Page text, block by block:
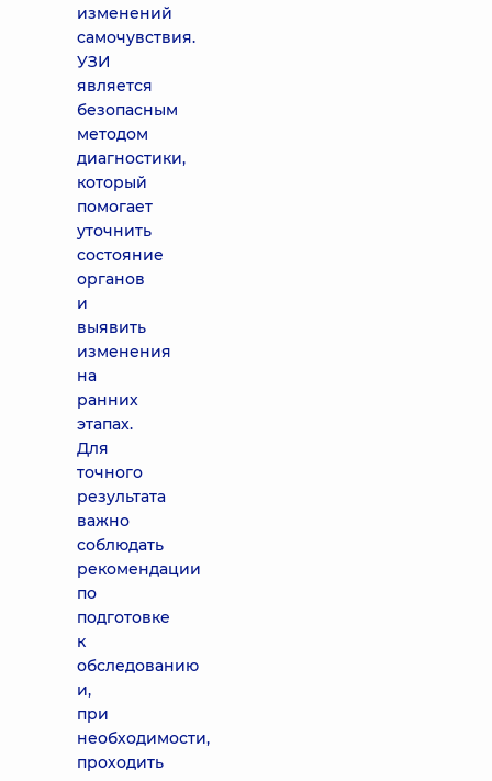
изменений
самочувствия.
УЗИ
является
безопасным
методом
диагностики,
который
помогает
уточнить
состояние
органов
и
выявить
изменения
на
ранних
этапах.
Для
точного
результата
важно
соблюдать
рекомендации
по
подготовке
к
обследованию
и,
при
необходимости,
проходить